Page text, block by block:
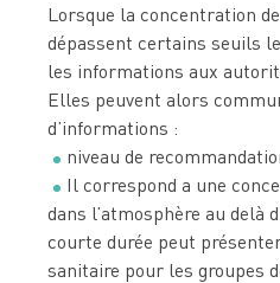
Lorsque la concentration
dépassent certains seuils
les informations aux
Elles peuvent alors
d’informations :
niveau de
Il correspond a une
dans l’atmosphère au delà
courte durée peut
sanitaire pour les groupes